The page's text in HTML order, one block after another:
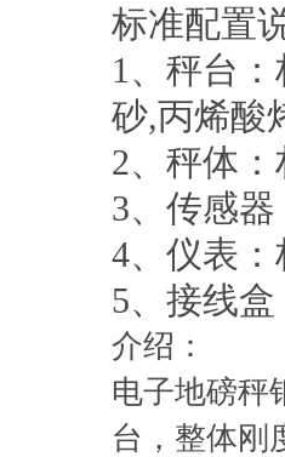
标准配置
1、秤台
砂,丙烯
2、秤体
3、传感
4、仪表
5、接线
介绍：
电子地磅秤
台，整体刚